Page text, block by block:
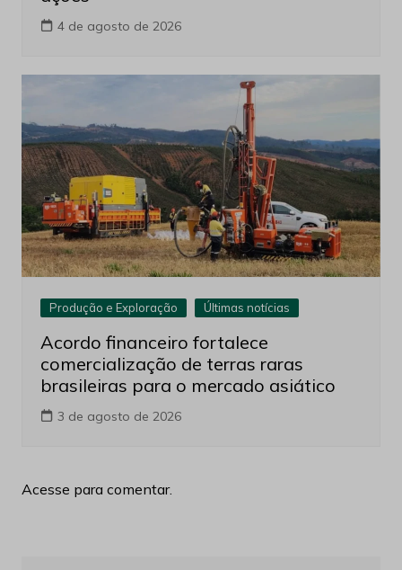
4 de agosto de 2026
Produção e Exploração Últimas notícias
Acordo financeiro fortalece
comercialização de terras raras
brasileiras para o mercado asiático
3 de agosto de 2026
Acesse para comentar.